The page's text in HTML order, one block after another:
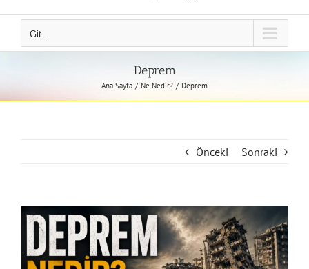
Git...
Deprem
Ana Sayfa Ne Nedir? Deprem
Önceki Sonraki
View
Larger
Image